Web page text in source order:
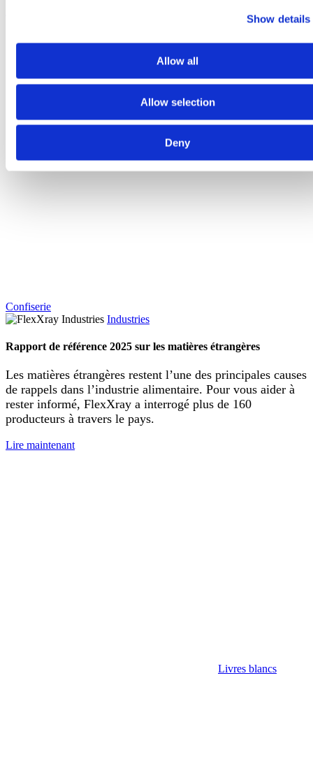
Show details
Allow all
Allow selection
Deny
Confiserie
Industries
Rapport de référence 2025 sur les matières étrangères
Les matières étrangères restent l’une des principales causes
de rappels dans l’industrie alimentaire. Pour vous aider à
rester informé, FlexXray a interrogé plus de 160
producteurs à travers le pays.
Lire maintenant
Livres blancs